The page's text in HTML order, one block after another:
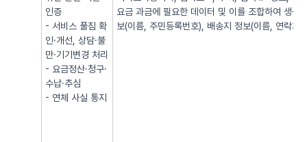
인증
- 서비스 풀짐 확
인·개선, 상담·불
만·기기변경 처리
- 요금정산·청구·
수납·추심
- 연체 사실 통지
요금 과금에 필요한 데이터 및 이를 조합하여 생
보(이름, 주민등록번호), 배송지 정보(이름, 연락처,